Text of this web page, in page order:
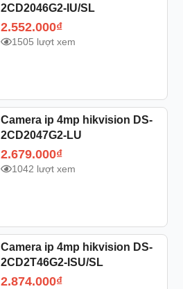
2CD2046G2-IU/SL
2.552.000₫
1505 lượt xem
Camera ip 4mp hikvision DS-
2CD2047G2-LU
2.679.000₫
1042 lượt xem
Camera ip 4mp hikvision DS-
2CD2T46G2-ISU/SL
2.874.000₫